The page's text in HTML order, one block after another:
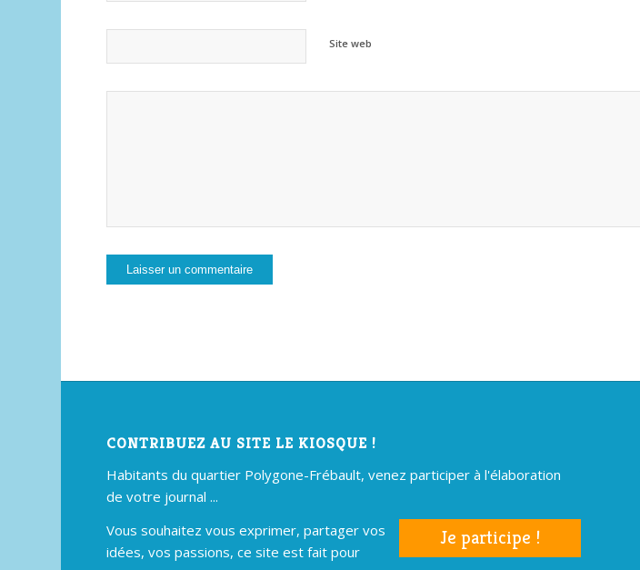
Site web
CONTRIBUEZ AU SITE LE KIOSQUE !
Habitants du quartier Polygone-Frébault, venez participer à l'élaboration
de votre journal ...
Je participe !
Vous souhaitez vous exprimer, partager vos
idées, vos passions, ce site est fait pour